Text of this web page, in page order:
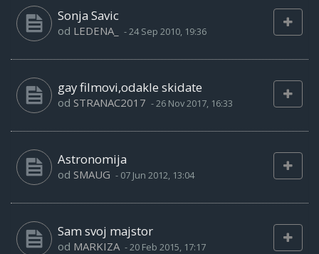
Sonja Savic
od LEDENA_ -24 Sep 2010, 19:36
gay filmovi,odakle skidate
od STRANAC2017 -26 Nov 2017, 16:33
Astronomija
od SMAUG - 07 Jun 2012, 13:04
Sam svoj majstor
od MARKIZA -20 Feb 2015, 17:17